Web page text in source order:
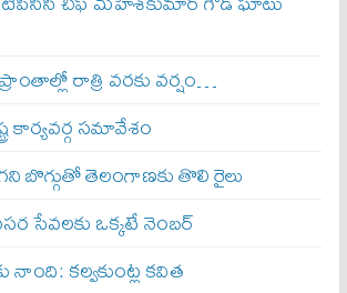
రాత్రి వరకు వర్షం…
కార్యవర్గ సమావేశం
బొగ్గుతో తెలంగాణకు తొలి రైలు
సేవలకు ఒక్క‌టే నెంబ‌ర్‌
నాంది: క‌ల్వ‌కుంట్ల కవిత